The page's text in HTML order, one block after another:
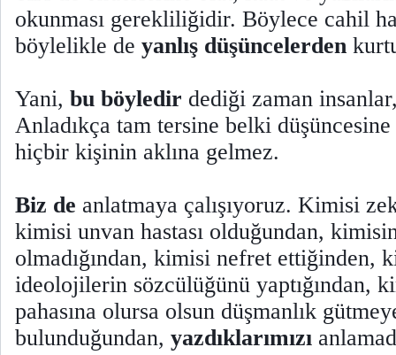
okunması gerekliliğidir. Böylece cahil
böylelikle de yanlış düşüncelerden
Yani, bu böyledir dediği zaman
Anladıkça tam tersine belki düşüncesine
hiçbir kişinin aklına gelmez.
Biz de anlatmaya çalışıyoruz. Kimisi
kimisi unvan hastası olduğundan,
olmadığından, kimisi nefret ettiğinden,
ideolojilerin sözcülüğünü yaptığından,
pahasına olursa olsun düşmanlık
bulunduğundan, yazdıklarımızı